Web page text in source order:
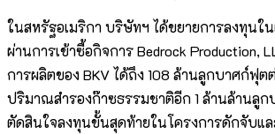
ในสหรัฐอเมริกา บริษัทฯ ได้ขยายการลงทุนใ
ผ่านการเข้าซื้อกิจการ Bedrock Production,
การผลิตของ BKV ได้ถึง 108 ล้านลูกบาศก์ฟุต
ปริมาณสำรองก๊าซธรรมชาติอีก 1 ล้านล้านลู
ตัดสินใจลงทุนขั้นสุดท้ายในโครงการดักจับแ